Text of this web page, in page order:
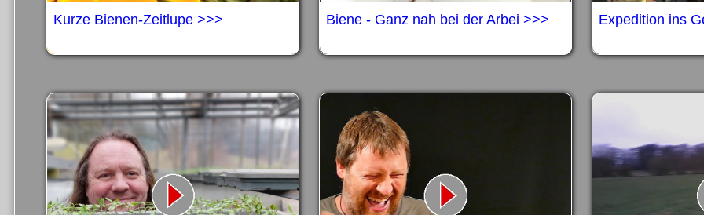
Kurze Bienen-Zeitlupe >>> Biene - Ganz nah bei der Arbei >>> Expedition ins